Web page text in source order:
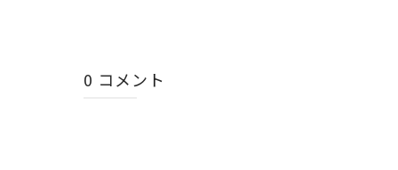
0 コメント